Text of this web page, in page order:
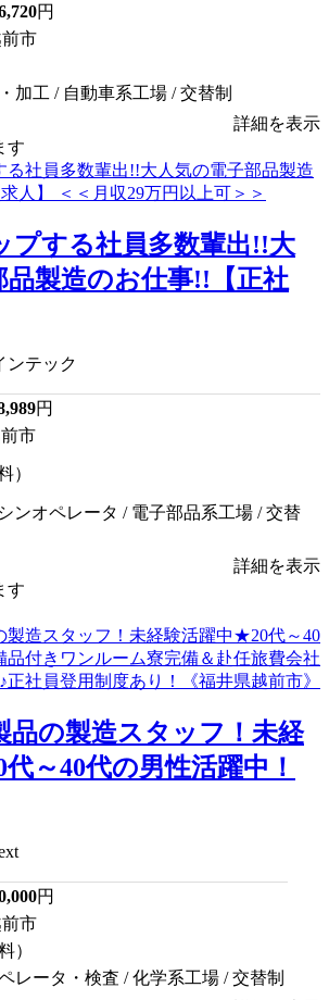
円
市
加工 / 自動車系工場 / 交替制
詳細を表示
す
プする社員多数輩出!!大
品製造のお仕事!!【正社
ンテック
円
市
）
ンオペレータ / 電子部品系工場 / 交替
詳細を表示
す
品の製造スタッフ！未経
～40代の男性活躍中！
円
市
）
レータ・検査 / 化学系工場 / 交替制